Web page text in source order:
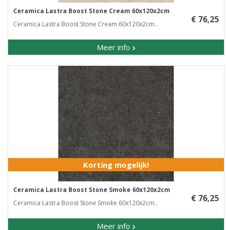
Ceramica Lastra Boost Stone Cream 60x120x2cm
Ceramica Lastra Boost Stone Cream 60x120x2cm..
Meer info
€ 76,25
Korting mogelijk!
Ceramica Lastra Boost Stone Smoke 60x120x2cm
Ceramica Lastra Boost Stone Smoke 60x120x2cm..
Meer info
€ 76,25